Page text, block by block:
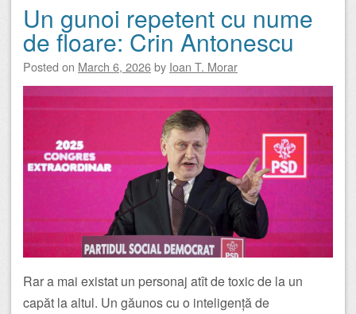
Un gunoi repetent cu nume
de floare: Crin Antonescu
Posted on March 6, 2026by Ioan T. Morar
Rar a mai existat un personaj atît de toxic de la un
capăt la altul. Un găunos cu o inteligență de